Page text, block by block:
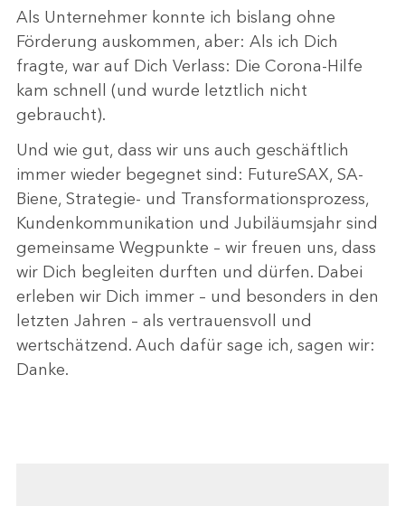
Als Unternehmer konnte ich bislang ohne
Förderung auskommen, aber: Als ich Dich
fragte, war auf Dich Verlass: Die Corona-Hilfe
kam schnell (und wurde letztlich nicht
gebraucht).
Und wie gut, dass wir uns auch geschäftlich
immer wieder begegnet sind: FutureSAX, SA-
Biene, Strategie- und Transformationsprozess,
Kundenkommunikation und Jubiläumsjahr sind
gemeinsame Wegpunkte – wir freuen uns, dass
wir Dich begleiten durften und dürfen. Dabei
erleben wir Dich immer – und besonders in den
letzten Jahren – als vertrauensvoll und
wertschätzend. Auch dafür sage ich, sagen wir:
Danke.